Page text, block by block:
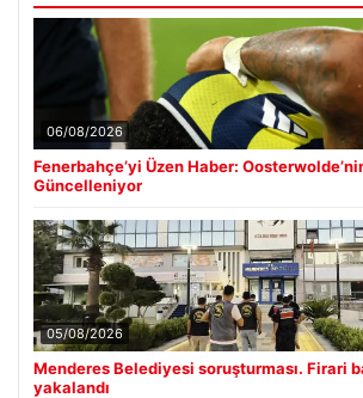
06/08/2026
Fenerbahçe’yi Üzen Haber:
Güncelleniyor
05/08/2026
Menderes Belediyesi soruşturması. Firari
yakalandı